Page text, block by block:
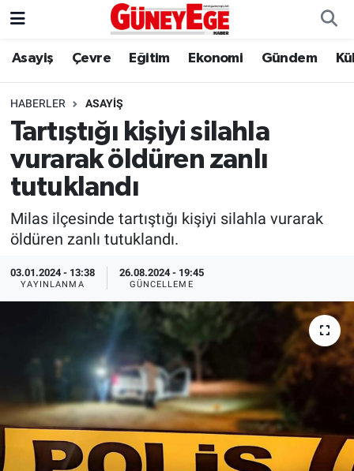
Asayiş Çevre Eğitim Ekonomi Gündem
HABERLER ASAYIŞ
Tartıştığı kişiyi silahla
vurarak öldüren zanlı
tutuklandı
Milas ilçesinde tartıştığı kişiyi silahla vurarak
öldüren zanlı tutuklandı.
03.01.2024 - 13:38
YAYINLANMA
26.08.2024 - 19:45
GÜNCELLEME
Asayiş
Çevre
Eğitim
Ekonomi
Gündem
Magazin
Sağlık
Spor
Yaşam
İstanbul Hava Durumu
İstanbul Trafik Yoğunluk Haritası
Süper Lig Puan Durumu ve Fikstür
Tüm Manşetler
Son Dakika Haberleri